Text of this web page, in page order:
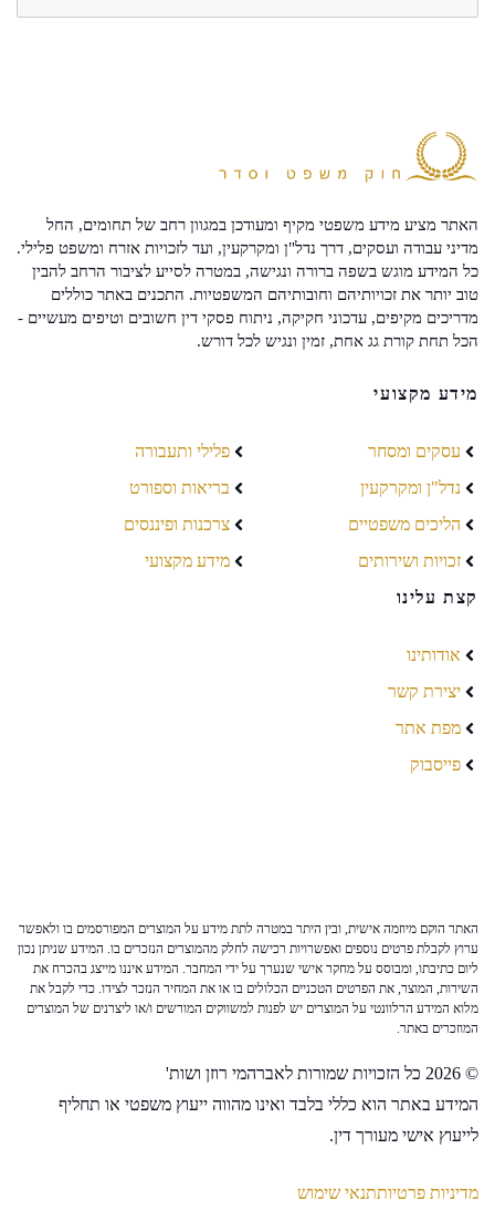
האתר מציע מידע משפטי מקיף ומעודכן במגוון רחב של תחומים, החל
מדיני עבודה ועסקים, דרך נדל"ן ומקרקעין, ועד לזכויות אזרח ומשפט פלילי.
כל המידע מוגש בשפה ברורה ונגישה, במטרה לסייע לציבור הרחב להבין
טוב יותר את זכויותיהם וחובותיהם המשפטיות. התכנים באתר כוללים
מדריכים מקיפים, עדכוני חקיקה, ניתוח פסקי דין חשובים וטיפים מעשיים -
הכל תחת קורת גג אחת, זמין ונגיש לכל דורש.
מידע מקצועי
עסקים ומסחר
נדל"ן ומקרקעין
הליכים משפטיים
זכויות ושירותים
פלילי ותעבורה
בריאות וספורט
צרכנות ופיננסים
מידע מקצועי
קצת עלינו
אודותינו
יצירת קשר
מפת אתר
פייסבוק
האתר הוקם מיוזמה אישית, ובין היתר במטרה לתת מידע על המוצרים המפורסמים בו ולאפשר
ערוץ לקבלת פרטים נוספים ואפשרויות רכישה לחלק מהמוצרים הנזכרים בו. המידע שניתן נכון
ליום כתיבתו, ומבוסס על מחקר אישי שנערך על ידי המחבר. המידע איננו מייצג בהכרח את
השירות, המוצר, את הפרטים הטכניים הכלולים בו או את המחיר הנזכר לצידו. כדי לקבל את
מלוא המידע הרלוונטי על המוצרים יש לפנות למשווקים המורשים ו/או ליצרנים של המוצרים
המוזכרים באתר.
© 2026 כל הזכויות שמורות לאברהמי רוזן ושות'
המידע באתר הוא כללי בלבד ואינו מהווה ייעוץ משפטי או תחליף
לייעוץ אישי מעורך דין.
מדיניות פרטיותתנאי שימוש